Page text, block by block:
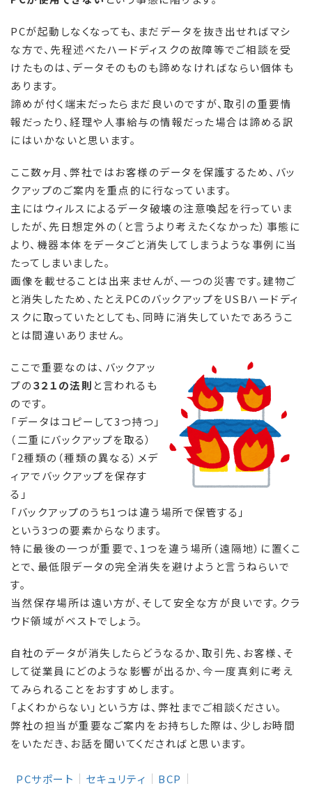
PCが起動しなくなっても、まだデータを抜き出せればマシ
な方で、先程述べたハードディスクの故障等でご相談を受
けたものは、データそのものも諦めなければならい個体も
あります。
諦めが付く端末だったらまだ良いのですが、取引の重要情
報だったり、経理や人事給与の情報だった場合は諦める訳
にはいかないと思います。
ここ数ヶ月、弊社ではお客様のデータを保護するため、バッ
クアップのご案内を重点的に行なっています。
主にはウィルスによるデータ破壊の注意喚起を行っていま
したが、先日想定外の（と言うより考えたくなかった）事態に
より、機器本体をデータごと消失してしまうような事例に当
たってしまいました。
画像を載せることは出来ませんが、一つの災害です。建物ご
と消失したため、たとえPCのバックアップをUSBハードディ
スクに取っていたとしても、同時に消失していたであろうこ
とは間違いありません。
ここで重要なのは、バックアッ
プの３２１の法則 と言われるも
のです。
「データはコピーして3つ持つ」
（二重にバックアップを取る）
「2種類の（種類の異なる）メデ
ィアでバックアップを保存す
る」
「バックアップのうち1つは違う場所で保管する」
という3つの要素からなります。
特に最後の一つが重要で、1つを違う場所（遠隔地）に置くこ
とで、最低限データの完全消失を避けようと言うねらいで
す。
当然保存場所は遠い方が、そして安全な方が良いです。クラ
ウド領域がベストでしょう。
自社のデータが消失したらどうなるか、取引先、お客様、そ
して従業員にどのような影響が出るか、今一度真剣に考え
てみられることをおすすめします。
「よくわからない」という方は、弊社までご相談ください。
弊社の担当が重要なご案内をお持ちした際は、少しお時間
をいただき、お話を聞いてくださればと思います。
PCサポート セキュリティ BCP